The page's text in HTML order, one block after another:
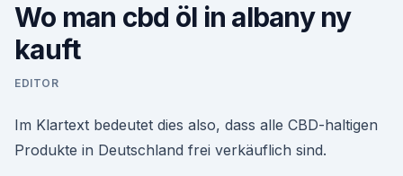
Wo man cbd öl in albany ny
kauft
EDITOR
Im Klartext bedeutet dies also, dass alle CBD-haltigen
Produkte in Deutschland frei verkäuflich sind.